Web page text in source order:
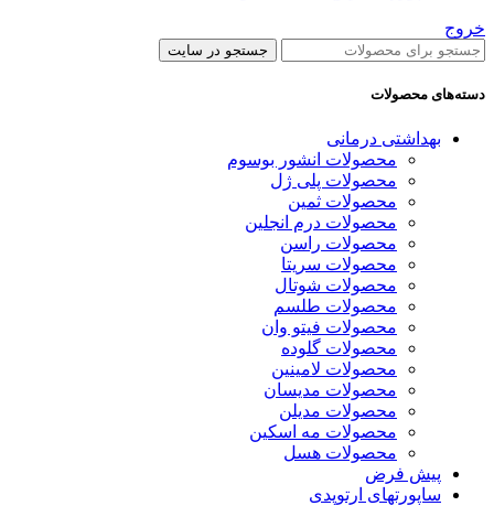
خروج
جستجو در سایت
دسته‌های محصولات
بهداشتی درمانی
محصولات انشور بوسوم
محصولات پلی ژل
محصولات ثمین
محصولات درم انجلین
محصولات راسن
محصولات سریتا
محصولات شوتال
محصولات طلسم
محصولات فیتو وان
محصولات گلوده
محصولات لامینین
محصولات مدیسان
محصولات مدیلن
محصولات مه اسکین
محصولات هسل
پیش فرض
ساپورتهای ارتوپدی